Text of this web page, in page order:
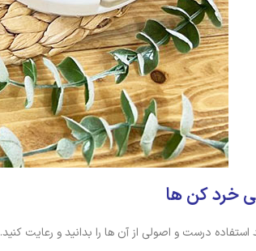
خرد کن ها
استفاده درست و اصولی از آن ها را بدانید و رعایت کنید.